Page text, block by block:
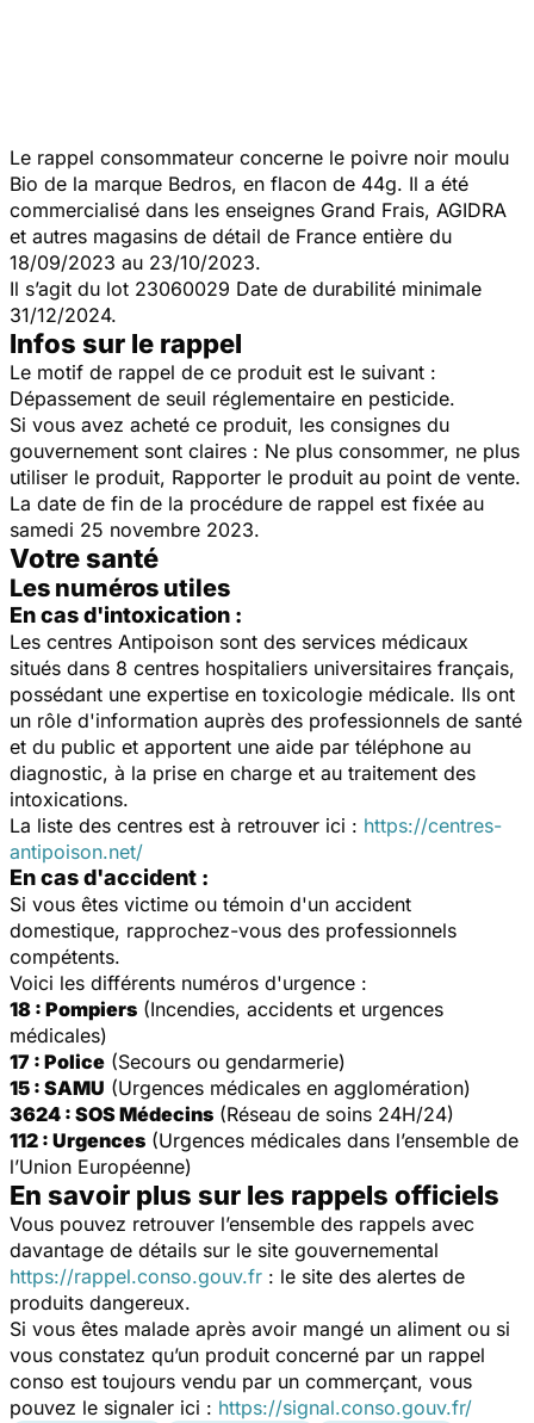
Le rappel consommateur concerne le poivre noir moulu
Bio de la marque Bedros, en flacon de 44g. Il a été
commercialisé dans les enseignes Grand Frais, AGIDRA
et autres magasins de détail de France entière du
18/09/2023 au 23/10/2023.
Il s’agit du lot 23060029 Date de durabilité minimale
31/12/2024.
Infos sur le rappel
Le motif de rappel de ce produit est le suivant :
Dépassement de seuil réglementaire en pesticide.
Si vous avez acheté ce produit, les consignes du
gouvernement sont claires : Ne plus consommer, ne plus
utiliser le produit, Rapporter le produit au point de vente.
La date de fin de la procédure de rappel est fixée au
samedi 25 novembre 2023.
Votre santé
Les numéros utiles
En cas d'intoxication :
Les centres Antipoison sont des services médicaux
situés dans 8 centres hospitaliers universitaires français,
possédant une expertise en toxicologie médicale. Ils ont
un rôle d'information auprès des professionnels de santé
et du public et apportent une aide par téléphone au
diagnostic, à la prise en charge et au traitement des
intoxications.
La liste des centres est à retrouver ici : https://centres-
antipoison.net/
En cas d'accident :
Si vous êtes victime ou témoin d'un accident
domestique, rapprochez-vous des professionnels
compétents.
Voici les différents numéros d'urgence :
18 : Pompiers (Incendies, accidents et urgences
médicales)
17 : Police (Secours ou gendarmerie)
15 : SAMU (Urgences médicales en agglomération)
3624 : SOS Médecins (Réseau de soins 24H/24)
112 : Urgences (Urgences médicales dans l’ensemble de
l’Union Européenne)
En savoir plus sur les rappels officiels
Vous pouvez retrouver l’ensemble des rappels avec
davantage de détails sur le site gouvernemental
https://rappel.conso.gouv.fr : le site des alertes de
produits dangereux.
Si vous êtes malade après avoir mangé un aliment ou si
vous constatez qu’un produit concerné par un rappel
conso est toujours vendu par un commerçant, vous
pouvez le signaler ici : https://signal.conso.gouv.fr/